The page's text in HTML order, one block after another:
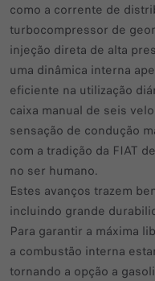
como a corrente de
turbocompressor de
injeção direta de alta
uma dinâmica interna
eficiente na utilização
caixa manual de seis
sensação de condução
com a tradição da FIAT
no ser humano.
Estes avanços trazem
incluindo grande
Para garantir a máxima
a combustão interna
tornando a opção a